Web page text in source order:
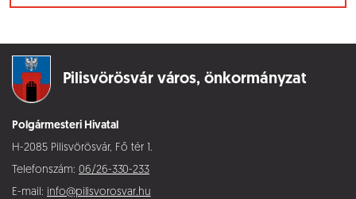
Pilisvörösvár város, önkormányzat
Polgármesteri Hivatal
H-2085 Pilisvörösvár, Fő tér 1.
Telefonszám: 06/26-330-233
E-mail: info@pilisvorosvar.hu